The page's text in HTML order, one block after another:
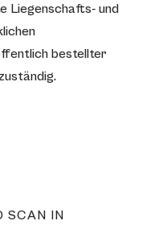
Liegenschafts- und
bestellter
SCAN IN